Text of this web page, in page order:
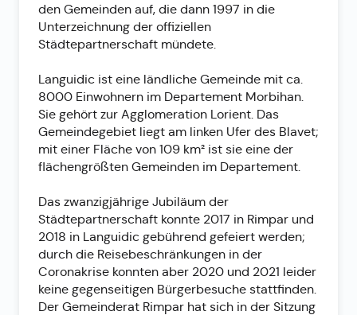
den Gemeinden auf, die dann 1997 in die
Unterzeichnung der offiziellen
Städtepartnerschaft mündete.
Languidic ist eine ländliche Gemeinde mit ca.
8000 Einwohnern im Departement Morbihan.
Sie gehört zur Agglomeration Lorient. Das
Gemeindegebiet liegt am linken Ufer des Blavet;
mit einer Fläche von 109 km² ist sie eine der
flächengrößten Gemeinden im Departement.
Das zwanzigjährige Jubiläum der
Städtepartnerschaft konnte 2017 in Rimpar und
2018 in Languidic gebührend gefeiert werden;
durch die Reisebeschränkungen in der
Coronakrise konnten aber 2020 und 2021 leider
keine gegenseitigen Bürgerbesuche stattfinden.
Der Gemeinderat Rimpar hat sich in der Sitzung